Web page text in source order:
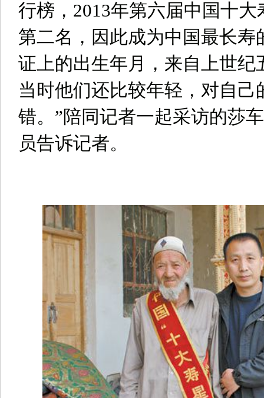
行榜，2013年第六届中国十
第二名，因此成为中国最长寿
证上的出生年月，来自上世纪
当时他们还比较年轻，对自己
错。”陪同记者一起采访的莎
员告诉记者。